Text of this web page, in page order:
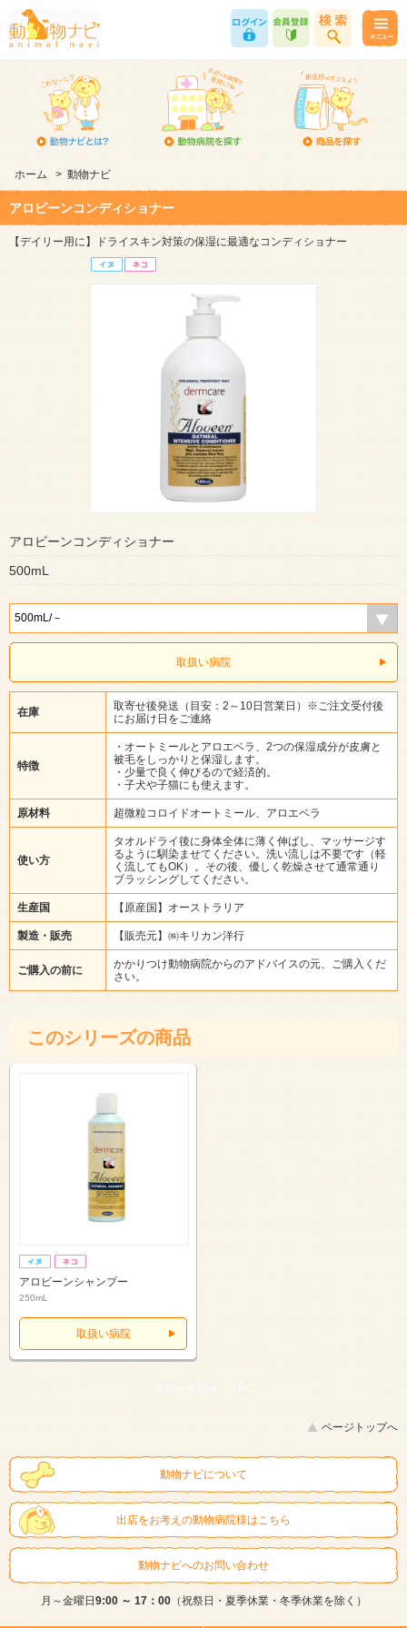
ホーム > 動物ナビ
アロビーンコンディショナー
【デイリー用に】ドライスキン対策の保湿に最適なコンディショナー
アロビーンコンディショナー
500mL
取扱い病院
在庫
取寄せ後発送（目安：2～10日営業日）※ご注文受付後
にお届け日をご連絡
特徴
・オートミールとアロエベラ、2つの保湿成分が皮膚と
被毛をしっかりと保湿します。
・少量で良く伸びるので経済的。
・子犬や子猫にも使えます。
原材料 超微粒コロイドオートミール、アロエベラ
使い方
タオルドライ後に身体全体に薄く伸ばし、マッサージす
るように馴染ませてください。洗い流しは不要です（軽
く流してもOK）。その後、優しく乾燥させて通常通り
ブラッシングしてください。
生産国 【原産国】オーストラリア
製造・販売 【販売元】㈱キリカン洋行
ご購入の前に
かかりつけ動物病院からのアドバイスの元、ご購入くだ
さい。
このシリーズの商品
アロビーンシャンプー
250mL
取扱い病院
スマートフォン | PC
ページトップへ
動物ナビについて
出店をお考えの動物病院様はこちら
動物ナビへのお問い合わせ
月～金曜日 9:00 ～ 17：00（祝祭日・夏季休業・冬季休業を除く）